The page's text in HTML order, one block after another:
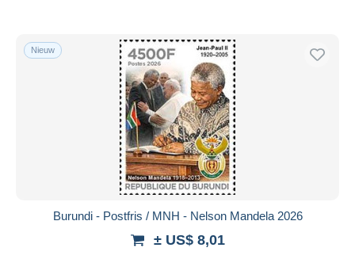
Nieuw
Burundi - Postfris / MNH - Nelson Mandela 2026
± US$ 8,01